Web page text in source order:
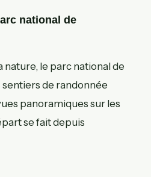
national de
nature, le parc national de
de randonnée
panoramiques sur les
se fait depuis